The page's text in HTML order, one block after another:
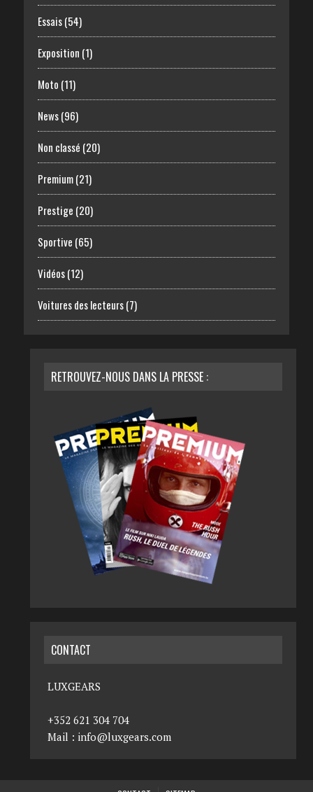
Essais(54)
Exposition (1)
Moto (11)
News(96)
Non classé (20)
Premium(21)
Prestige (20)
Sportive (65)
Vidéos(12)
Voitures des lecteurs(7)
RETROUVEZ-NOUS DANS LA PRESSE :
CONTACT
LUXGEARS
+352 621 304 704
Mail : info@luxgears.com